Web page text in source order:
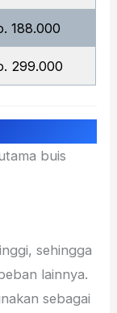
188.000
299.000
buis
sehingga
lainnya.
sebagai